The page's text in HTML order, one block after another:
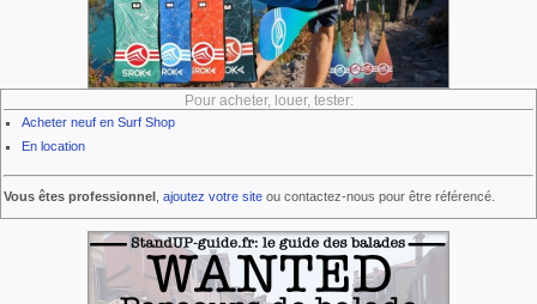
Pour acheter, louer, tester:
Acheter neuf en Surf Shop
En location
Vous êtes professionnel ajoutez votre site ou contactez-nous pour être référencé.